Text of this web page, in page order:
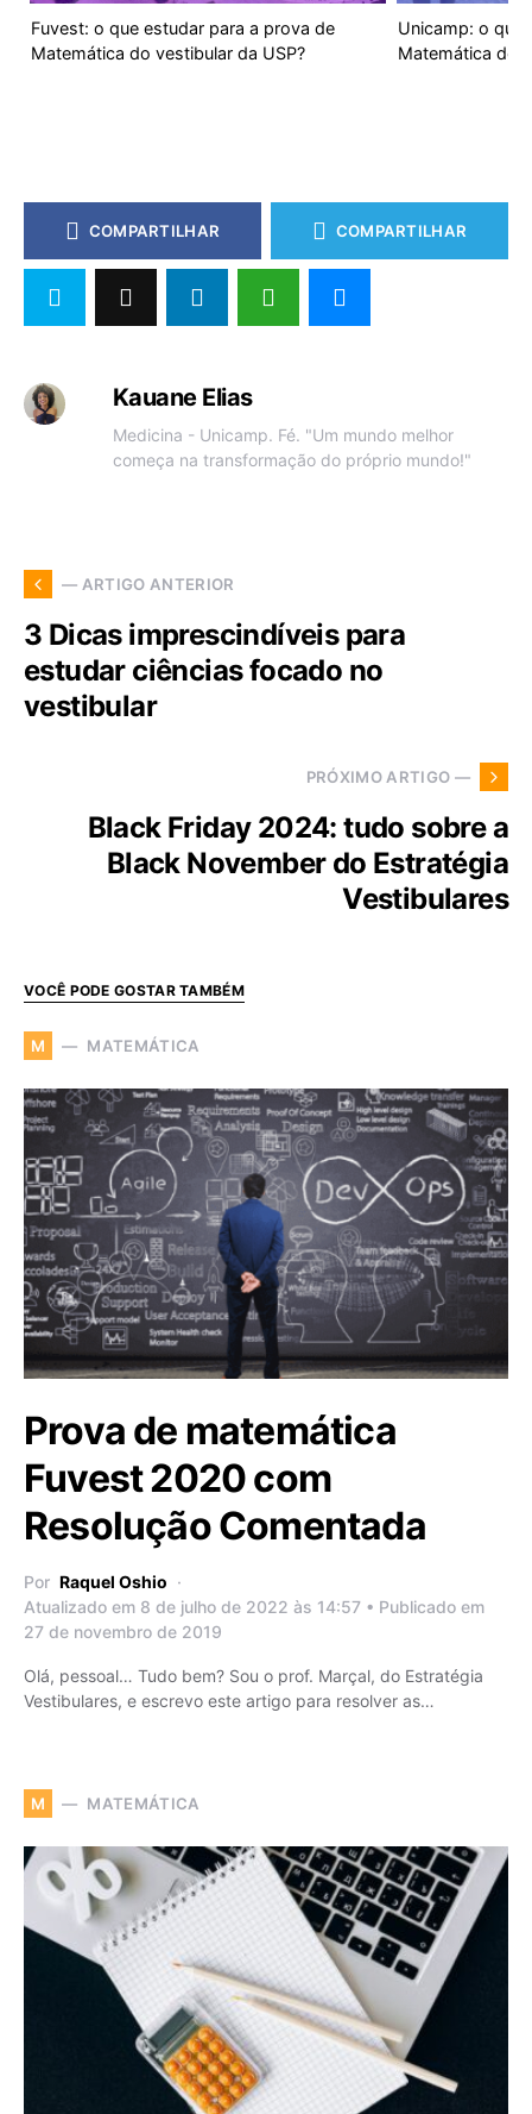
Fuvest: o que estudar para a prova de
Matemática do vestibular da USP?
Unicamp: o que
Matemática do
COMPARTILHAR COMPARTILHAR
Kauane Elias
Medicina - Unicamp. Fé. "Um mundo melhor
começa na transformação do próprio mundo!"
— ARTIGO ANTERIOR
3 Dicas imprescindíveis para
estudar ciências focado no
vestibular
PRÓXIMO ARTIGO —
Black Friday 2024: tudo sobre a
Black November do Estratégia
Vestibulares
VOCÊ PODE GOSTAR TAMBÉM
M MATEMÁTICA
Prova de matemática
Fuvest 2020 com
Resolução Comentada
Por Raquel Oshio
Atualizado em 8 de julho de 2022 às 14:57 • Publicado em
27 de novembro de 2019
Olá, pessoal… Tudo bem? Sou o prof. Marçal, do Estratégia
Vestibulares, e escrevo este artigo para resolver as…
M MATEMÁTICA